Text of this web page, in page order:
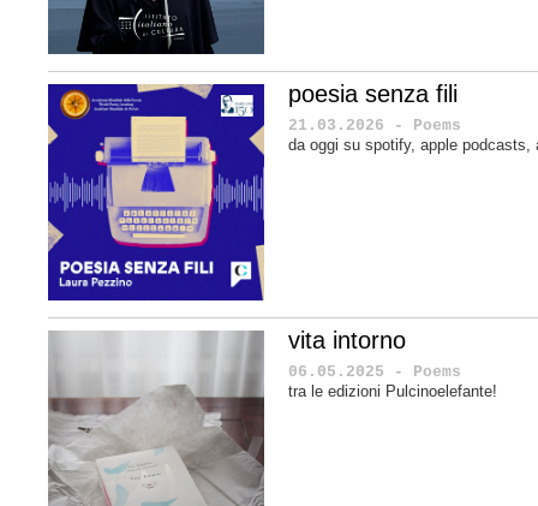
poesia senza fili
21.03.2026 - Poems
da oggi su spotify, apple
vita intorno
06.05.2025 - Poems
tra le edizioni Pulcinoelefante!